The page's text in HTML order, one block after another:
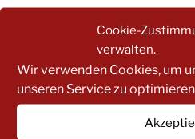
Cookie-
verwalten.
Wir verwenden Cookies, um
unseren Service zu
der
ihre eigene Perspektive und
miteinander. Die Perspektive
einzubeziehen. So können
Weiterentwicklung der